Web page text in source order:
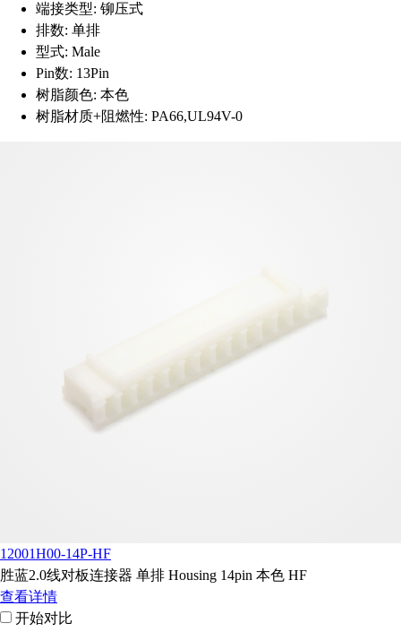
端接类型: 铆压式
排数: 单排
型式: Male
Pin数: 13Pin
树脂颜色: 本色
树脂材质+阻燃性: PA66,UL94V-0
12001H00-14P-HF
胜蓝2.0线对板连接器 单排 Housing 14pin 本色 HF
查看详情
开始对比